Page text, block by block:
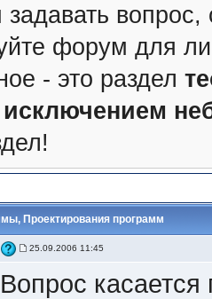
вопрос,
форум для
- это раздел
исключением
, Проектирования программ
25.09.2006 11:45
Вопрос